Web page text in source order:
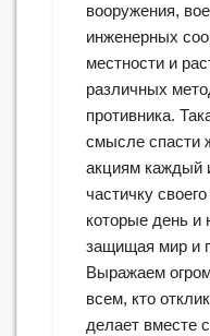
вооружения,
инженерных
местности и
различных
противника.
смысле спасти
акциям каждый
частичку
которые день и
защищая мир и
Выражаем
всем, кто
делает вместе